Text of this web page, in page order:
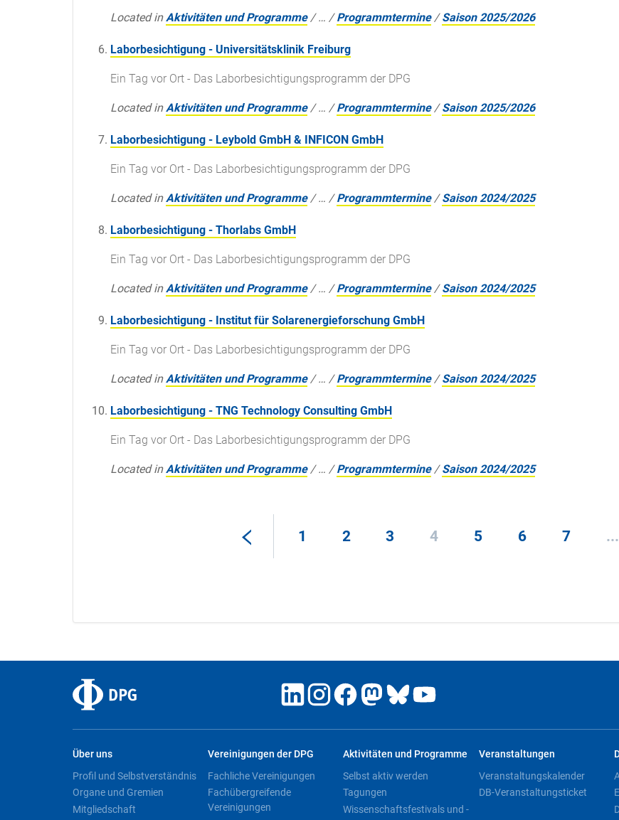
Located in Aktivitäten und Programme /… /Programmtermine /Saison 2025/2026
Laborbesichtigung - Universitätsklinik Freiburg
Ein Tag vor Ort - Das Laborbesichtigungsprogramm der DPG
Located in Aktivitäten und Programme /… /Programmtermine /Saison 2025/2026
Laborbesichtigung - Leybold GmbH & INFICON GmbH
Ein Tag vor Ort - Das Laborbesichtigungsprogramm der DPG
Located in Aktivitäten und Programme /… /Programmtermine /Saison 2024/2025
Laborbesichtigung - Thorlabs GmbH
Ein Tag vor Ort - Das Laborbesichtigungsprogramm der DPG
Located in Aktivitäten und Programme /… /Programmtermine /Saison 2024/2025
Laborbesichtigung - Institut für Solarenergieforschung GmbH
Ein Tag vor Ort - Das Laborbesichtigungsprogramm der DPG
Located in Aktivitäten und Programme /… /Programmtermine /Saison 2024/2025
Laborbesichtigung - TNG Technology Consulting GmbH
Ein Tag vor Ort - Das Laborbesichtigungsprogramm der DPG
Located in Aktivitäten und Programme /… /Programmtermine /Saison 2024/2025
1 2 3 4 5 6 7 ...
Über uns
Profil und Selbstverständnis
Organe und Gremien
Mitgliedschaft
Vereinigungen der DPG
Fachliche Vereinigungen
Fachübergreifende
Vereinigungen
Aktivitäten und Programme
Selbst aktiv werden
Tagungen
Wissenschaftsfestivals und -
Veranstaltungen
Veranstaltungskalender
DB-Veranstaltungsticket